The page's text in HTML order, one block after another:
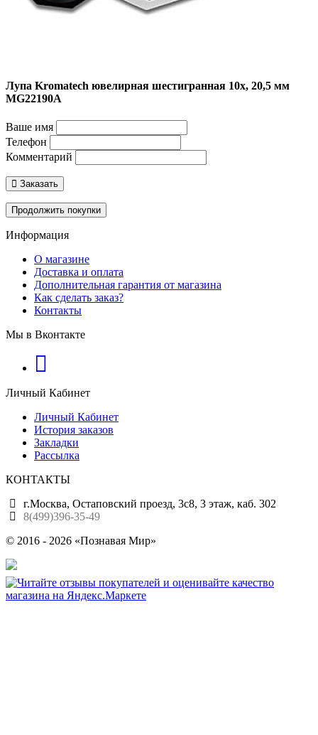
Лупа Kromatech ювелирная шестигранная 10x, 20,5 мм
MG22190A
Ваше имя
Телефон
Комментарий
Заказать
Продолжить покупки
Информация
О магазине
Доставка и оплата
Дополнительная гарантия от магазина
Как сделать заказ?
Контакты
Мы в Вконтакте
Личный Кабинет
Личный Кабинет
История заказов
Закладки
Рассылка
КОНТАКТЫ
г.Москва, Остаповский проезд, 3с8, 3 этаж, каб. 302
8(499)396-35-49
© 2016 - 2026 «Познавая Мир»